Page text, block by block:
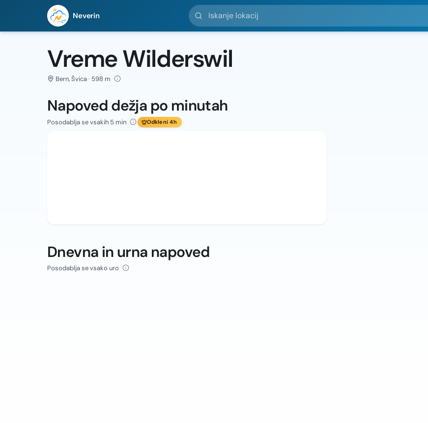
Neverin
Iskanje lokacij
Vreme Wilderswil
Bern, Švica · 598 m
Napoved dežja po minutah
Posodablja se vsakih 5 min Odkleni 4h
Dnevna in urna napoved
Posodablja se vsako uro